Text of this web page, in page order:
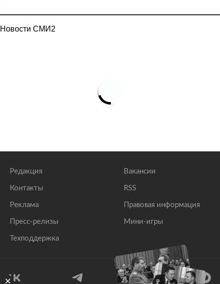
Новости СМИ2
Редакция
Контакты
Реклама
Пресс-релизы
Техподдержка
Вакансии
RSS
Правовая информация
Мини-игры